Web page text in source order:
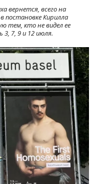
вернется, всего на
постановке Кирилла
тем, кто не видел ее
7, 9 и 12 июля.